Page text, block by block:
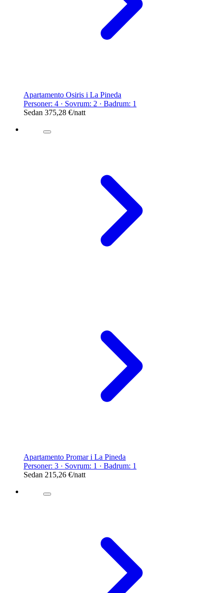
Apartamento Osiris i La Pineda
Personer: 4 · Sovrum: 2 · Badrum: 1
Sedan 375,28 €/natt
Apartamento Promar i La Pineda
Personer: 3 · Sovrum: 1 · Badrum: 1
Sedan 215,26 €/natt